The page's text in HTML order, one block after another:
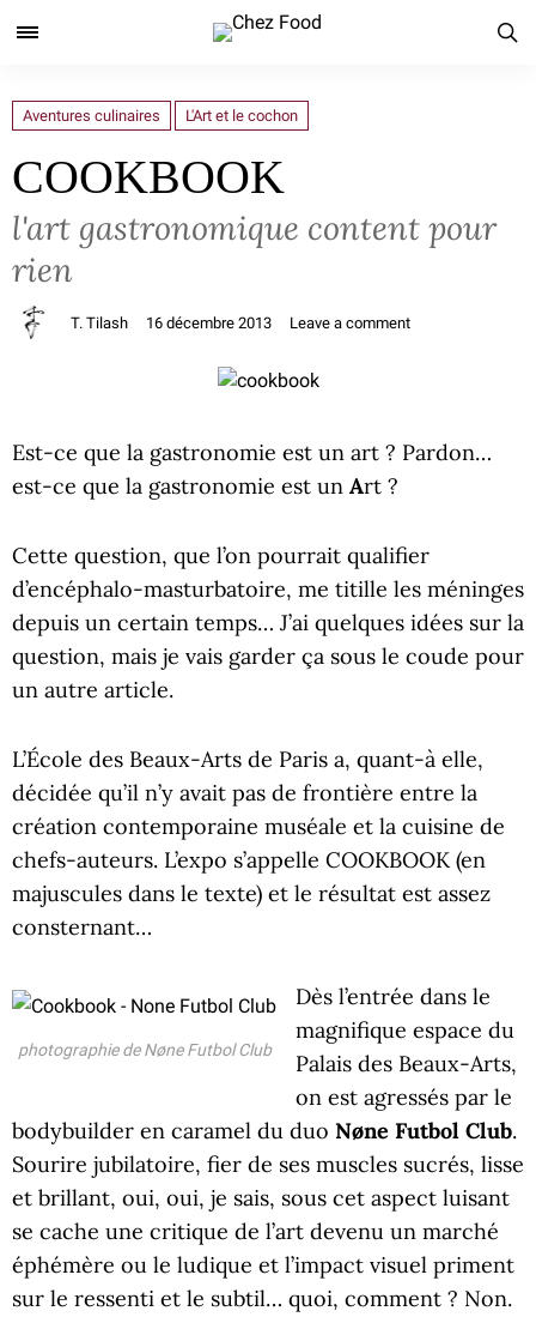
Aventures culinaires L'Art et le cochon
COOKBOOK
l'art gastronomique content pour
rien
T. Tilash 16 décembre 2013 Leave a comment
Est-ce que la gastronomie est un art ? Pardon…
est-ce que la gastronomie est un Art ?
Cette question, que l’on pourrait qualifier
d’encéphalo-masturbatoire, me titille les méninges
depuis un certain temps… J’ai quelques idées sur la
question, mais je vais garder ça sous le coude pour
un autre article.
L’École des Beaux-Arts de Paris a, quant-à elle,
décidée qu’il n’y avait pas de frontière entre la
création contemporaine muséale et la cuisine de
chefs-auteurs. L’expo s’appelle COOKBOOK (en
majuscules dans le texte) et le résultat est assez
consternant…
photographie de Nøne Futbol Club
Dès l’entrée dans le
magnifique espace du
Palais des Beaux-Arts,
on est agressés par le
bodybuilder en caramel du duo Nøne Futbol Club.
Sourire jubilatoire, fier de ses muscles sucrés, lisse
et brillant, oui, oui, je sais, sous cet aspect luisant
se cache une critique de l’art devenu un marché
éphémère ou le ludique et l’impact visuel priment
sur le ressenti et le subtil… quoi, comment ? Non.